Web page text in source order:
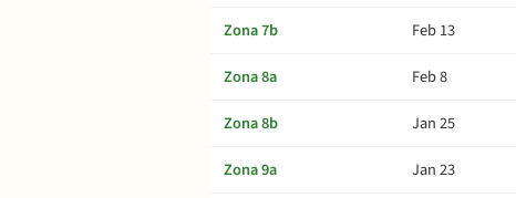
Zona 7b
Feb 13
Zona 8a
Feb 8
Zona 8b
Jan 25
Zona 9a
Jan 23